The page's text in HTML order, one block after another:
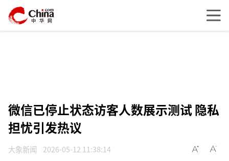
微信已停止状态访客人数展示测试 隐私
担忧引发热议
大象新闻 2026-05-12 11:38:14